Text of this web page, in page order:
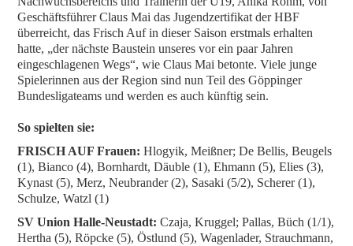
Geschäftsführer Claus Mai das Jugendzertifikat der HBF
überreicht, das Frisch Auf in dieser Saison erstmals erhalten
hatte, „der nächste Baustein unseres vor ein paar Jahren
eingeschlagenen Wegs“, wie Claus Mai betonte. Viele junge
Spielerinnen aus der Region sind nun Teil des Göppinger
Bundesligateams und werden es auch künftig sein.
So spielten sie:
FRISCH AUF Frauen: Hlogyik, Meißner; De Bellis, Beugels
(1), Bianco (4), Bornhardt, Däuble (1), Ehmann (5), Elies (3),
Kynast (5), Merz, Neubrander (2), Sasaki (5/2), Scherer (1),
Schulze, Watzl (1)
SV Union Halle-Neustadt: Czaja, Kruggel; Pallas, Büch (1/1),
Hertha (5), Röpcke (5), Östlund (5), Wagenlader, Strauchmann,